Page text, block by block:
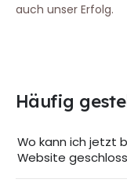
auch unser Erfolg.
Häufig
Wo kann ich jetzt
Website